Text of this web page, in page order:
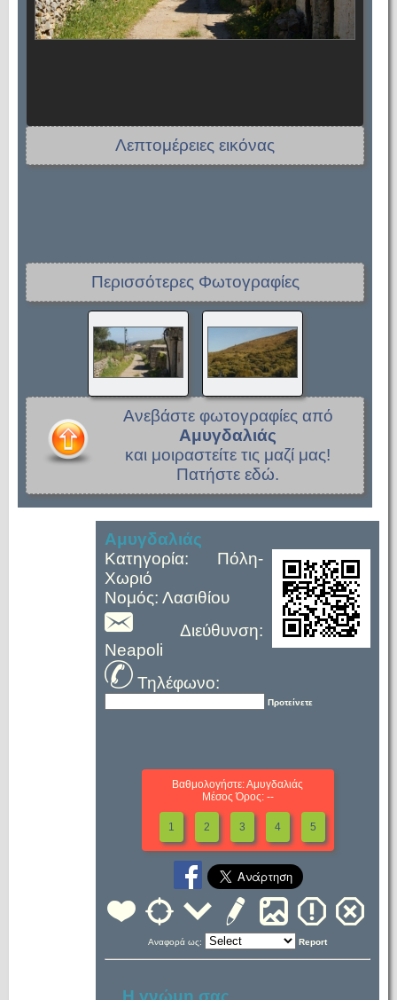
Λεπτομέρειες εικόνας
Περισσότερες Φωτογραφίες
Ανεβάστε φωτογραφίες από
Αμυγδαλιάς
και μοιραστείτε τις μαζί μας!
Πατήστε εδώ.
Αμυγδαλιάς
Κατηγορία: Πόλη-
Χωριό
Νομός: Λασιθίου
Διεύθυνση:
Neapoli
Τηλέφωνο:
Προτείνετε
Βαθμολογήστε: Αμυγδαλιάς
Μέσος Όρος: --
1 2 3 4 5
Αναφορά ως: Report
Η γνώμη σας